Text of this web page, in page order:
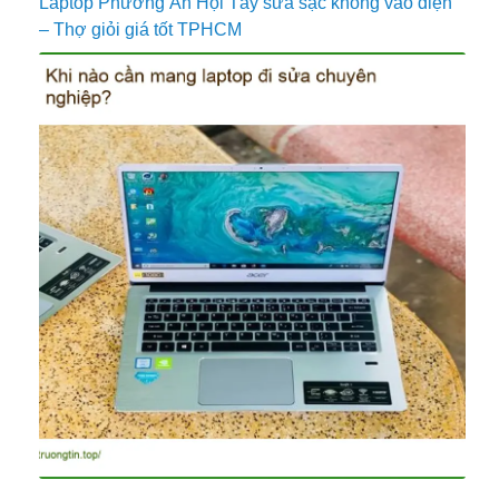
– Thợ giỏi giá tốt TPHCM